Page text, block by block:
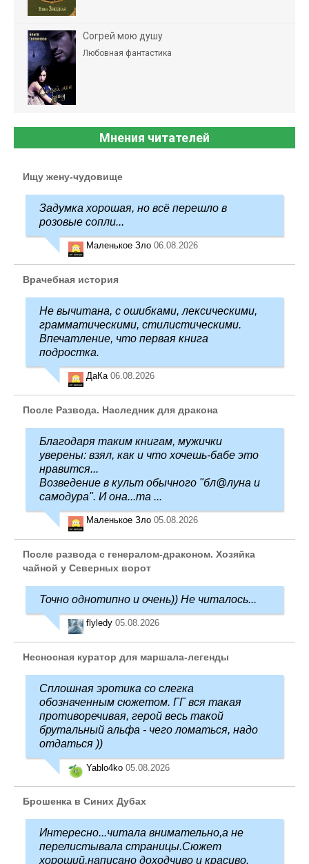
Согрей мою душу
Любовная фантастика
Мнения читателей
Ищу жену-чудовище
Задумка хорошая, но всё перешло в
розовые сопли...
Маленькое Зло 06.08.2026
Врачебная история
Не вычитана, с ошибками, лексическими,
грамматическими, стилистическими.
Впечатление, что первая книга
подростка.
ДаКа 06.08.2026
После Развода. Наследник для дракона
Благодаря таким книгам, мужички
уверены: взял, как и что хочешь-бабе это
нравится...
Возведение в культ обычного "бл@луна и
самодура". И она...та ...
Маленькое Зло 05.08.2026
После развода с генералом-драконом. Хозяйка
чайной у Северных ворот
Точно однотипно и очень)) Не читалось...
flyledy 05.08.2026
Несносная куратор для маршала-легенды
Сплошная эротика со слегка
обозначенным сюжетом. ГГ вся такая
противоречивая, герой весь такой
брутальный альфа - чего ломаться, надо
отдаться ))
Yablo4ko 05.08.2026
Брошенка в Синих Дубах
Интересно...читала внимательно,а не
перелистывала страницы.Сюжет
хороший,написано доходчиво и красиво.